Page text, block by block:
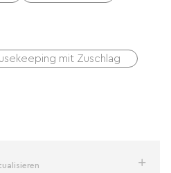
mit Zuschlag